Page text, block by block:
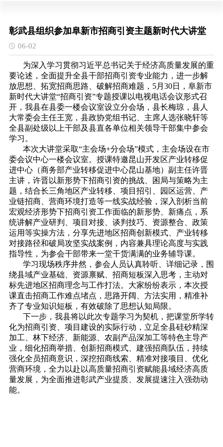
彰武县组织参加阜新市招商引资主题新时代大讲堂
06-02
为深入学习贯彻习近平总书记关于经济高质量发展的重
要论述，全面提升全县干部招商引资专业能力，进一步解
放思想、拓宽招商思路、破解招商难题，5月30日，阜新市
新时代大讲堂“招商引资”专题授课以电视电话会议形式召
开，我县在县委一楼会议室设立分会场，县长梅琼，县人
大常委会主任王宽，县政协党组书记、主席人选张晓轩等
全县副处级以上干部及县直各单位相关领导干部集中参会
学习。
本次大讲堂采取“主会场+分会场”模式，主会场设在市
委会议中心一楼会议室。授课特邀昆山开发区产业转移促
进中心（商务部产业转移促进中心昆山基地）副主任许晋
主讲，许晋以新形势下招商引资的挑战、困局与策略为主
题，结合长三角地区产业转移、项目招引、园区运营、产
业链招商、营商环境打造等一线实战经验，深入剖析当前
宏观经济形势下招商引资工作面临的新形势、新痛点，系
统讲解产业研判、项目对接、谈判技巧、资源整合、政策
运用等实操方法，分享先进地区招商创新模式、产业转移
对接路径和破局攻坚实战案例，内容兼具理论高度与实践
指导性，为参会干部带来一堂干货满满的业务辅导课。
学习现场秩序井然，参会人员认真聆听、详细记录，围
绕县域产业基础、资源禀赋、招商短板深入思考，主动对
标先进地区招商理念与工作打法。大家纷纷表示，本次授
课直击招商工作难点堵点，思路开阔、方法实用，精准补
齐了专业知识短板，有效破除了思想认知局限。
下一步，我县将以此次专题学习为契机，把课堂所学转
化为招商引资、项目建设的实际行动，立足全县硅砂精深
加工、林下经济、新能源、农副产品深加工等特色主导产
业，细化招商举措、创新招商模式、建强招商队伍，持续
强化全员招商意识，深挖招商线索、精准对接项目、优化
营商环境，全力以赴以高质量招商引资赋能县域经济高质
量发展，为全面推进彰武产业提质、发展提速注入强劲动
能。